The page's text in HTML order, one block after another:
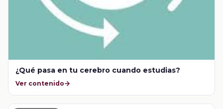
¿Qué pasa en tu cerebro cuando estudias?
Ver contenido